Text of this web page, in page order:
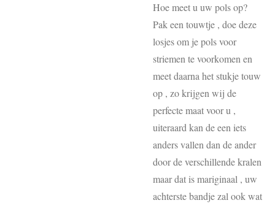
Hoe meet u uw pols op?
Pak een touwtje , doe deze
losjes om je pols voor
striemen te voorkomen en
meet daarna het stukje touw
op , zo krijgen wij de
perfecte maat voor u ,
uiteraard kan de een iets
anders vallen dan de ander
door de verschillende kralen
maar dat is mariginaal , uw
achterste bandje zal ook wat